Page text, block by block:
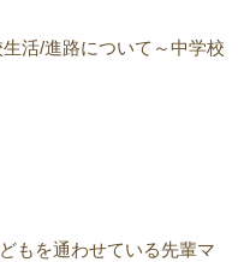
活/進路について～中学校
もを通わせている先輩マ